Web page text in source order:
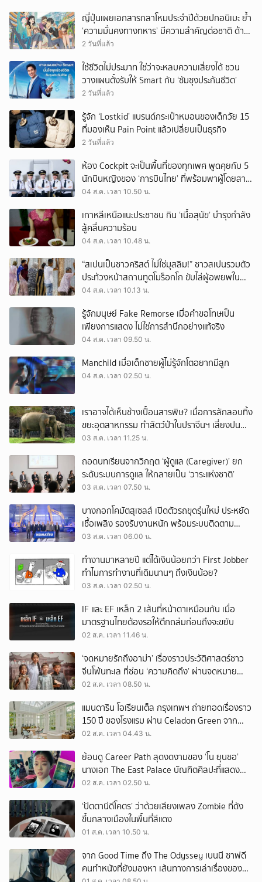
ญี่ปุ่นเผยเอกสารกลาโหมประจำปีด้วยปกอนิเมะ ย้ำ
‘ความมั่นคงทางทหาร’ มีความสำคัญต่อชาติ ด้าน
จีนเตือน ขออย่าซ้ำรอยประวัติศาสตร์
2 วันที่แล้ว
ใช้ชีวิตไม่ประมาท ใช่ว่าจะหลบความเสี่ยงได้ ชวน
วางแผนตั้งรับให้ Smart กับ ‘ซัมซุงประกันชีวิต’
2 วันที่แล้ว
รู้จัก ‘Lostkid’ แบรนด์กระเป๋าหมอนของเด็กวัย 15
ที่มองเห็น Pain Point แล้วเปลี่ยนเป็นธุรกิจ
2 วันที่แล้ว
ห้อง Cockpit จะเป็นพื้นที่ของทุกเพศ พูดคุยกับ 5
นักบินหญิงของ ‘การบินไทย’ ที่พร้อมพาผู้โดยสาร
บินไปทั่วโลก
04 ส.ค. เวลา 10.50 น.
เกาหลีเหนือแนะประชาชน กิน ‘เนื้อสุนัข’ บำรุงกำลัง
สู้คลื่นความร้อน
04 ส.ค. เวลา 10.48 น.
“สเปนเป็นชาวคริสต์ ไม่ใช่มุสลิม!” ชาวสเปนรวมตัว
ประท้วงหน้าสถานทูตโมร็อกโก ขับไล่ผู้อพยพใน
เมืองเซวตาออกนอกประเทศ
04 ส.ค. เวลา 10.13 น.
รู้จักมนุษย์ Fake Remorse เมื่อคำขอโทษเป็น
เพียงการแสดง ไม่ใช่การสำนึกอย่างแท้จริง
04 ส.ค. เวลา 09.50 น.
Manchild เมื่อเด็กชายผู้ไม่รู้จักโตอยากมีลูก
04 ส.ค. เวลา 02.50 น.
เราอาจได้เห็นช้างเปื้อนสารพิษ? เมื่อการลักลอบทิ้ง
ขยะอุตสาหกรรม ทำสัตว์ป่าในปราจีนฯ เสี่ยงปน
เปื้อน
03 ส.ค. เวลา 11.25 น.
ถอดบทเรียนจากวิกฤต ‘ผู้ดูแล (Caregiver)’ ยก
ระดับระบบการดูแล ให้กลายเป็น ‘วาระแห่งชาติ’
03 ส.ค. เวลา 07.50 น.
บางกอกโคมัตสุเซลส์ เปิดตัวรถขุดรุ่นใหม่ ประหยัด
เชื้อเพลิง รองรับงานหนัก พร้อมระบบติดตาม
เครื่องจักรผ่านดาวเทียม
03 ส.ค. เวลา 06.00 น.
ทำงานมาหลายปี แต่ได้เงินน้อยกว่า First Jobber
ทำไมการทำงานที่เดิมนานๆ ถึงเงินน้อย?
03 ส.ค. เวลา 02.50 น.
IF และ EF เหล็ก 2 เส้นที่หน้าตาเหมือนกัน เมื่อ
มาตรฐานไทยต้องรอให้ตึกถล่มก่อนถึงจะขยับ
02 ส.ค. เวลา 11.46 น.
‘จดหมายรักถึงอาม่า’ เรื่องราวประวัติศาสตร์ชาว
จีนโพ้นทะเล ที่ซ่อน ‘ความคิดถึง’ ผ่านจดหมาย
‘โพยก๊วน’
02 ส.ค. เวลา 08.50 น.
แมนดาริน โอเรียนเต็ล กรุงเทพฯ ถ่ายทอดเรื่องราว
150 ปี ของโรงแรม ผ่าน Celadon Green จาก
เครื่องศิลาดล
02 ส.ค. เวลา 04.43 น.
ย้อนดู Career Path สุดงดงามของ ‘โน ยุนซอ’
นางเอก The East Palace บัณฑิตศิลปะที่แสดง
เรื่องไหนก็ปัง
02 ส.ค. เวลา 02.50 น.
‘ปัตตานีดีโคตร’ ว่าด้วยเสียงเพลง Zombie ที่ดัง
ขึ้นกลางเมืองในพื้นที่สีแดง
01 ส.ค. เวลา 10.50 น.
จาก Good Time ถึง The Odyssey เบนนี ซาฟดี
คนทำหนังที่ยังมองหา เส้นทางการเล่าเรื่องของตัว